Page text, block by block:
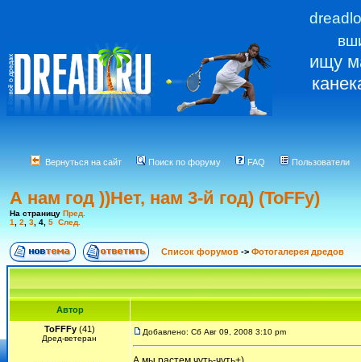
ищу
Вернуться на сайт Поиск по форуму FAQ Пользователи
А нам год ))Нет, нам 3-й год) (ToFFy)
На страницу Пред.
1
2 3 4 5 След.
Список форумов -> Фотогалерея дредов
Автор
ToFFFy(41)
Дред-ветеран
Добавлено: Сб Авг 09, 2008 3:10 pm